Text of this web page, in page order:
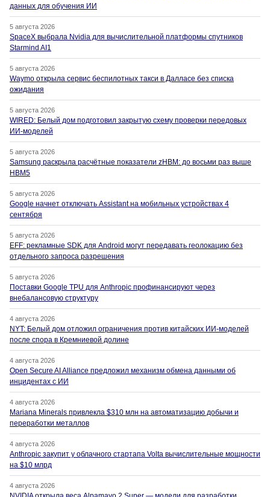
данных для обучения ИИ
5 августа 2026
SpaceX выбрала Nvidia для вычислительной платформы спутников
Starmind AI1
5 августа 2026
Waymo открыла сервис беспилотных такси в Далласе без списка
ожидания
5 августа 2026
WIRED: Белый дом подготовил закрытую схему проверки передовых
ИИ-моделей
5 августа 2026
Samsung раскрыла расчётные показатели zHBM: до восьми раз выше
HBM5
5 августа 2026
Google начнет отключать Assistant на мобильных устройствах 4
сентября
5 августа 2026
EFF: рекламные SDK для Android могут передавать геолокацию без
отдельного запроса разрешения
5 августа 2026
Поставки Google TPU для Anthropic профинансируют через
внебалансовую структуру
4 августа 2026
NYT: Белый дом отложил ограничения против китайских ИИ-моделей
после спора в Кремниевой долине
4 августа 2026
Open Secure AI Alliance предложил механизм обмена данными об
инцидентах с ИИ
4 августа 2026
Mariana Minerals привлекла $310 млн на автоматизацию добычи и
переработки металлов
4 августа 2026
Anthropic закупит у облачного стартапа Volta вычислительные мощности
на $10 млрд
4 августа 2026